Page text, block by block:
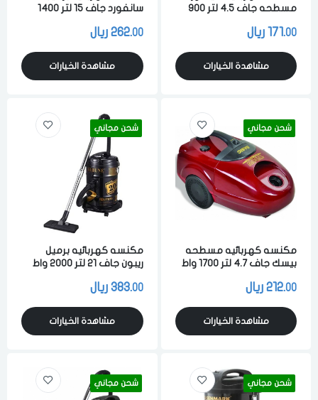
مسطحه جاف 4.5 لتر 900
برتقالي
171.00 ريال
مشاهدة الخيارات
سانفورد جاف 15 لتر 1400
والسوائل احمر
262.00 ريال
مشاهدة الخيارات
شحن مجاني
مكنسه كهربائيه مسطحه
بيسك جاف 4.7 لتر 1700 واط
212.00 ريال
مشاهدة الخيارات
شحن مجاني
مكنسه كهربائيه برميل
ريبون جاف 21 لتر 2000 واط
383.00 ريال
مشاهدة الخيارات
شحن مجاني شحن مجاني